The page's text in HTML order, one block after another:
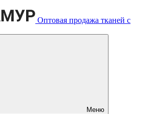
Оптовая продажа тканей с
Меню